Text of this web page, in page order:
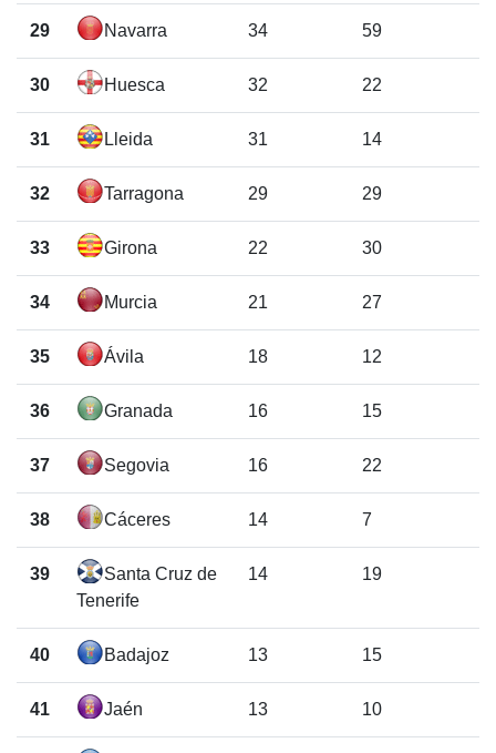
29 Navarra 34 59
30 Huesca 32 22
31 Lleida 31 14
32 Tarragona 29 29
33 Girona 22 30
34 Murcia 21 27
35 Ávila 18 12
36 Granada 16 15
37 Segovia 16 22
38 Cáceres 14 7
39
Santa Cruz de
Tenerife
14 19
40 Badajoz 13 15
41 Jaén 13 10